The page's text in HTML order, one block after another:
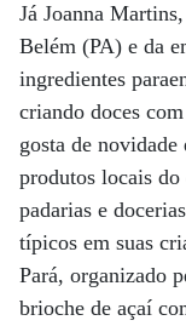
Já Joanna
Belém (PA) e da
ingredientes
criando doces
gosta de
produtos locais
padarias e
típicos em suas
Pará, organizado
brioche de açaí